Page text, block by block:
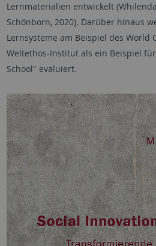
Lernmaterialien entwickelt
Schönborn, 2020). Darüber hinaus
Lernsysteme am Beispiel des World
Weltethos-Institut als ein Beispiel
School" evaluiert.